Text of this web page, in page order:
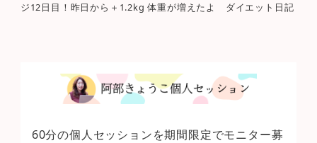
ジ12日目！昨日から＋1.2kg 体重が増えたよ ダイエット日記
60分の個人セッションを期間限定でモニター募